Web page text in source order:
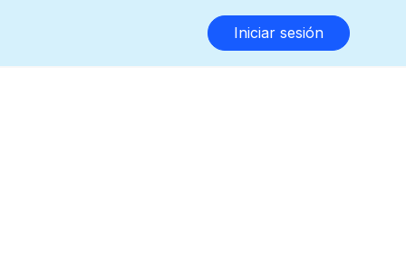
Iniciar sesión